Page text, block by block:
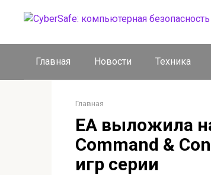
Главная Новости Техника
Главная
EA выложила
Command &
игр серии